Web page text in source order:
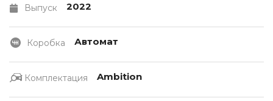
Выпуск 2022
Коробка Автомат
Комплектация Ambition